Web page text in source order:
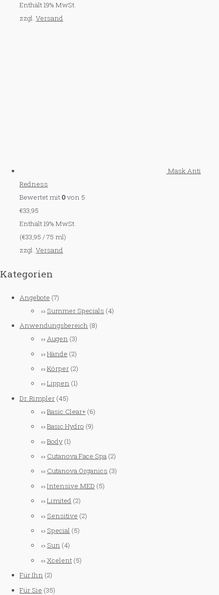
Enthält 19% MwSt.
zzgl. Versand
Mask Anti
Redness
Bewertet mit0von 5
€33,95
Enthält 19% MwSt.
(€33,95 / 75 ml)
zzgl. Versand
Kategorien
Angebote (7)
Summer Specials (4)
Anwendungsbereich (8)
Augen (3)
Hände (2)
Körper (2)
Lippen (1)
Dr. Rimpler (45)
Basic Clear+ (6)
Basic Hydro (9)
Body (1)
Cutanova Face Spa (2)
Cutanova Organics (3)
Intensive MED (5)
Limited (2)
Sensitive (2)
Special (5)
Sun (4)
Xcelent (5)
Für Ihn (2)
Für Sie (35)